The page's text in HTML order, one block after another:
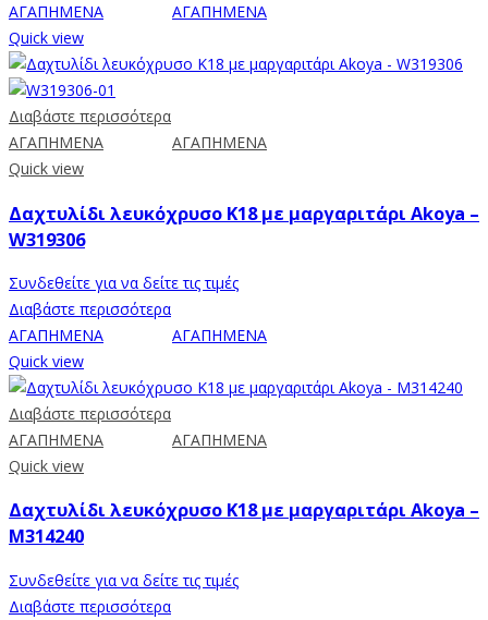
ΑΓΑΠΗΜΕΝΑ
ΑΓΑΠΗΜΕΝΑ
Quick view
Διαβάστε περισσότερα
ΑΓΑΠΗΜΕΝΑ
ΑΓΑΠΗΜΕΝΑ
Quick view
Δαχτυλίδι λευκόχρυσο Κ18 με μαργαριτάρι Akoya –
W319306
Συνδεθείτε για να δείτε τις τιμές
Διαβάστε περισσότερα
ΑΓΑΠΗΜΕΝΑ
ΑΓΑΠΗΜΕΝΑ
Quick view
Διαβάστε περισσότερα
ΑΓΑΠΗΜΕΝΑ
ΑΓΑΠΗΜΕΝΑ
Quick view
Δαχτυλίδι λευκόχρυσο Κ18 με μαργαριτάρι Akoya –
M314240
Συνδεθείτε για να δείτε τις τιμές
Διαβάστε περισσότερα